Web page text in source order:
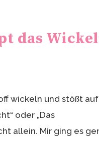
das
wickeln und stößt auf
oder „Das
allein. Mir ging es